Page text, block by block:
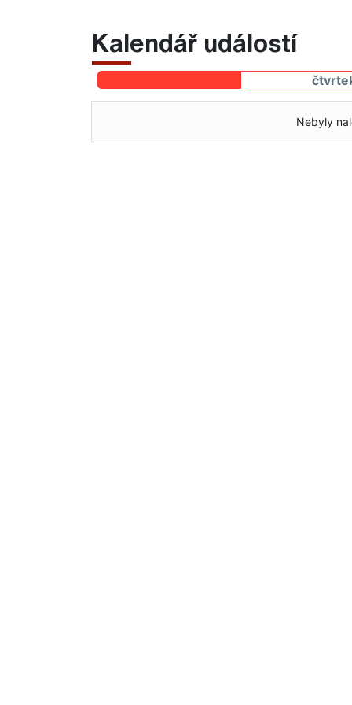
Kalendář událostí
Nebyly